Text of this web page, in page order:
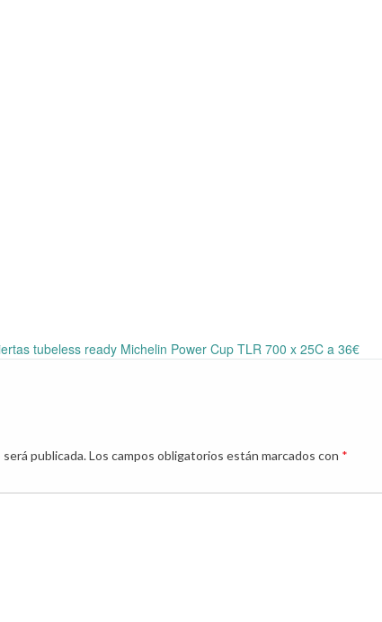
tubeless ready Michelin Power Cup TLR 700 x 25C a 36€
publicada.Los campos obligatorios están marcados con *